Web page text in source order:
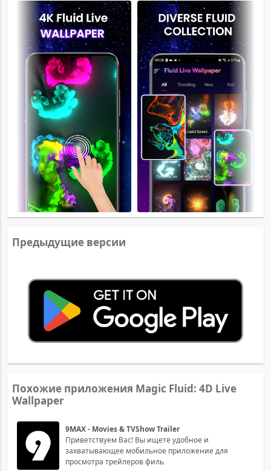
Предыдущие версии
Похожие приложения Magic Fluid: 4D Live
Wallpaper
9MAX - Movies & TVShow Trailer
Приветствуем Вас! Вы ищете удобное и
захватывающее мобильное приложение для
просмотра трейлеров филь